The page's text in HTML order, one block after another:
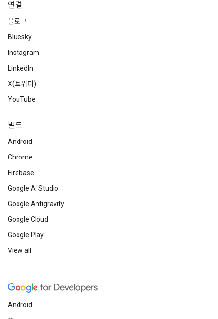
연결
블로그
Bluesky
Instagram
LinkedIn
X(트위터)
YouTube
빌드
Android
Chrome
Firebase
Google AI Studio
Google Antigravity
Google Cloud
Google Play
View all
Android